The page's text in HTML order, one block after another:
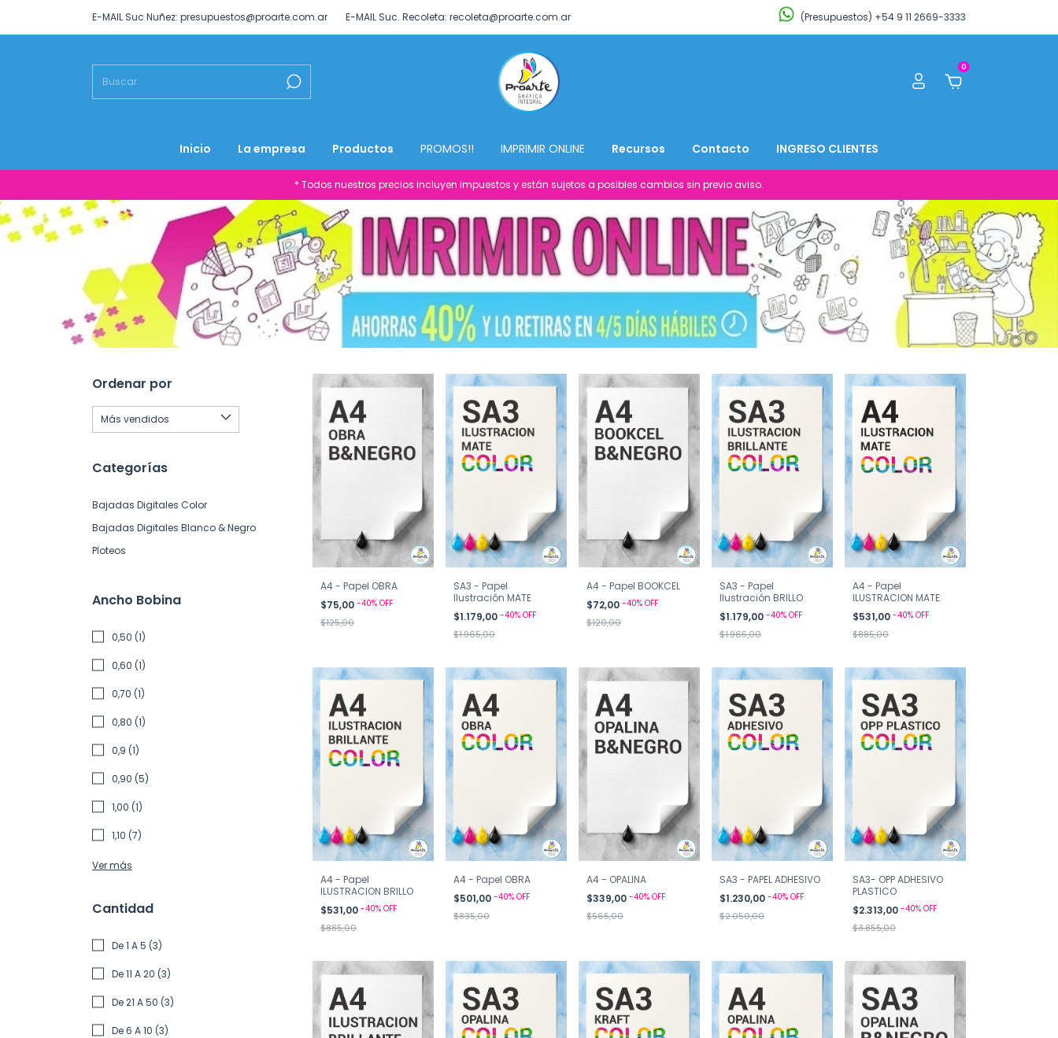
E-MAIL Suc Nuñez: presupuestos@proarte.com.ar E-MAIL Suc. Recoleta: recoleta@proarte.com.ar (Presupuestos) +54 9 11 2669-3333
0
Inicio La empresa Productos PROMOS!! IMPRIMIR ONLINE Recursos Contacto INGRESO CLIENTES
* Todos nuestros precios incluyen impuestos y están sujetos a posibles cambios sin previo aviso.
Ordenar por
Categorías
Bajadas Digitales Color
Bajadas Digitales Blanco & Negro
Ploteos
Ancho Bobina
0,50 (1)
0,60 (1)
0,70 (1)
0,80 (1)
0,9 (1)
0,90 (5)
1,00 (1)
1,10 (7)
Ver más
Cantidad
De 1 A 5 (3)
De 11 A 20 (3)
De 21 A 50 (3)
De 6 A 10 (3)
A4 - Papel OBRA
$75,00 -40% OFF
$125,00
SA3 - Papel
Ilustración MATE
$1.179,00 -40% OFF
$1.965,00
A4 - Papel BOOKCEL
$72,00 -40% OFF
$120,00
SA3 - Papel
Ilustración BRILLO
$1.179,00 -40% OFF
$1.965,00
A4 - Papel
ILUSTRACION MATE
$531,00 -40% OFF
$885,00
A4 - Papel
ILUSTRACION BRILLO
$531,00 -40% OFF
$885,00
A4 - Papel OBRA
$501,00 -40% OFF
$835,00
A4 - OPALINA
$339,00 -40% OFF
$565,00
SA3 - PAPEL ADHESIVO
$1.230,00 -40% OFF
$2.050,00
SA3- OPP ADHESIVO
PLASTICO
$2.313,00 -40% OFF
$3.855,00